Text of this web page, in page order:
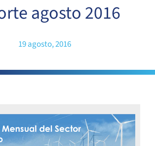
agosto 2016
19 agosto, 2016